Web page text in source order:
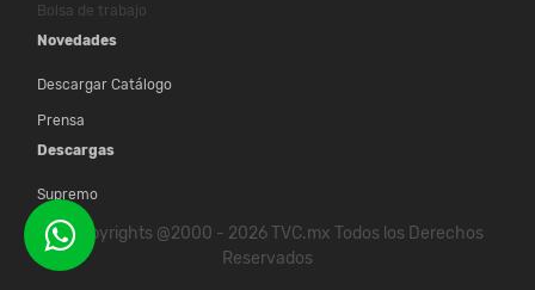
Bolsa de trabajo
Novedades
Descargar Catálogo
Prensa
Descargas
Supremo
© Copyrights @2000 - 2026 TVC.mx Todos los Derechos
Reservados